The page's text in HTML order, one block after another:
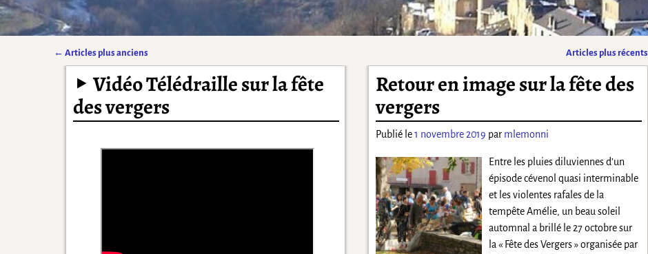
Navigation des articles
← Articles plus anciens Articles plus récents
Vidéo Télédraille sur la fête
des vergers
Retour en image sur la fête des
vergers
Publié le1 novembre 2019 par mlemonni
Entre les pluies diluviennes d’un
épisode cévenol quasi interminable
et les violentes rafales de la
tempête Amélie, un beau soleil
automnal a brillé le 27 octobre sur
la « Fête des Vergers » organisée par